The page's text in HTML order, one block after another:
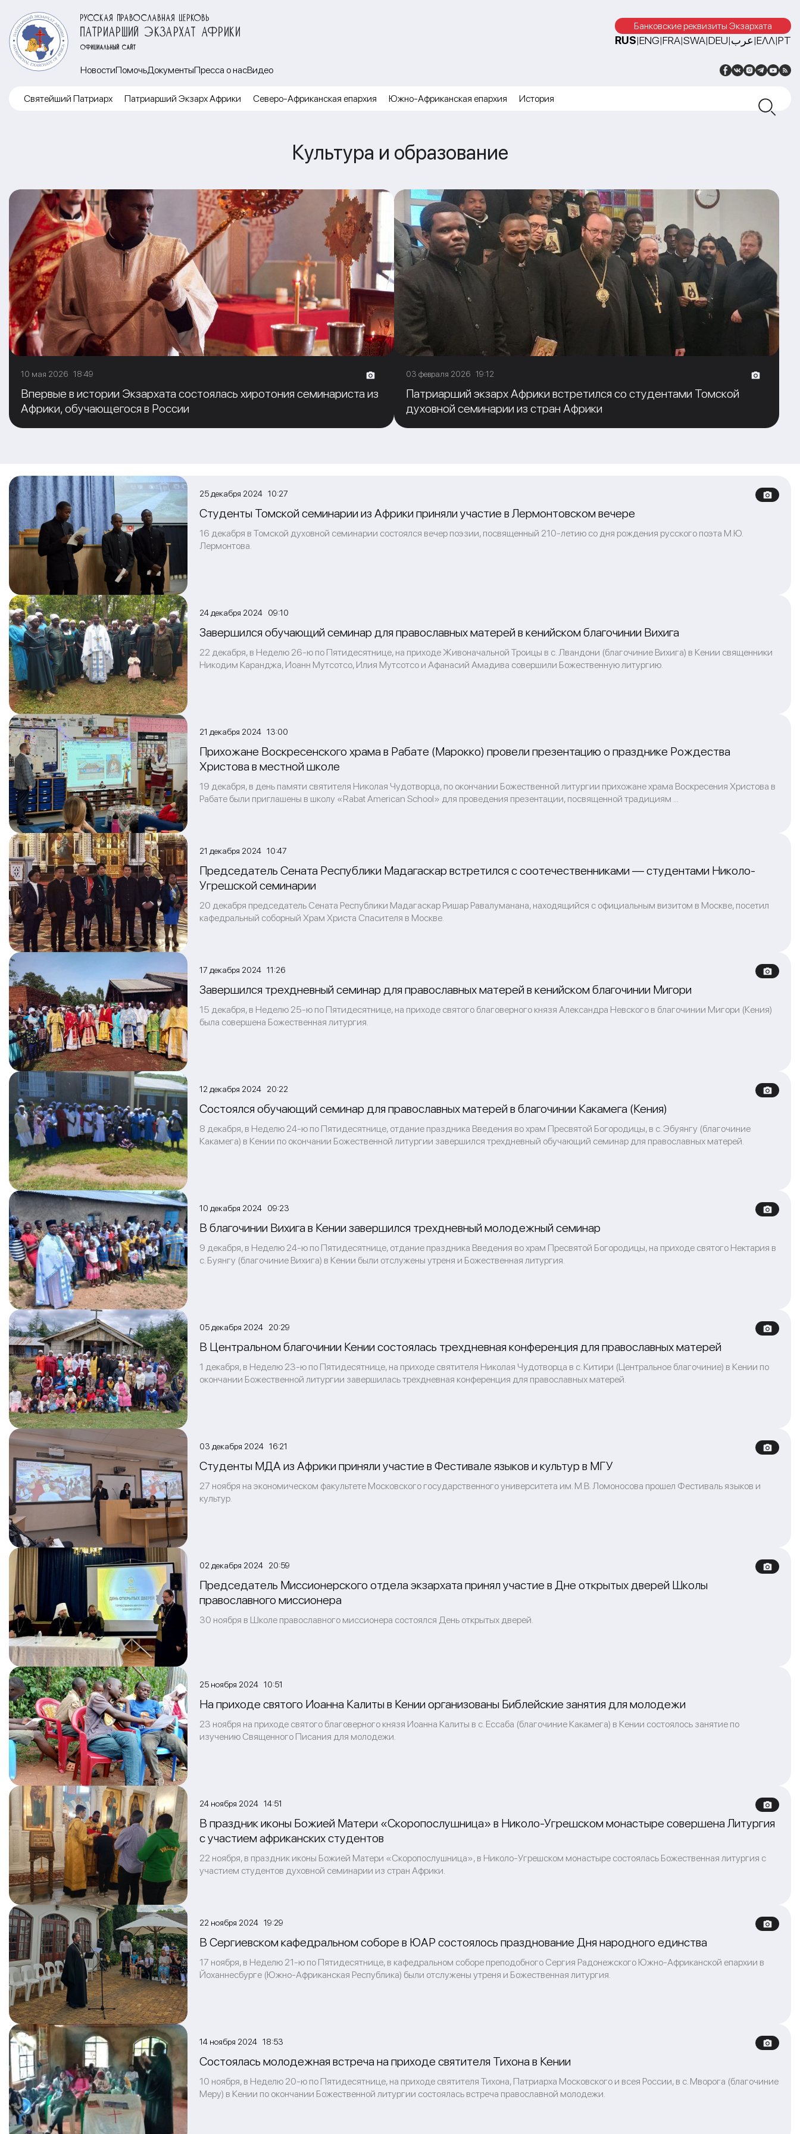
РУССКАЯ ПРАВОСЛАВНАЯ ЦЕРКОВЬ
ПАТРИАРШИЙ ЭКЗАРХАТ АФРИКИ
ОФИЦИАЛЬНЫЙ САЙТ
Банковские реквизиты Экзархата
RUS|ENG|FRA|SWA|DEU|عرب|ΕΛΛ|PT
НовостиПомочьДокументыПресса о насВидео
Cвятейший Патриарх Патриарший Экзарх Африки Северо-Африканская епархия Южно-Африканская епархия История
Культура и образование
10 мая 2026 18:49
Впервые в истории Экзархата состоялась хиротония семинариста из
Африки, обучающегося в России
03 февраля 2026 19:12
Патриарший экзарх Африки встретился со студентами Томской
духовной семинарии из стран Африки
25 декабря 2024 10:27
Студенты Томской семинарии из Африки приняли участие в Лермонтовском вечере
16 декабря в Томской духовной семинарии состоялся вечер поэзии, посвященный 210-летию со дня рождения русского поэта М.Ю.
Лермонтова.
24 декабря 2024 09:10
Завершился обучающий семинар для православных матерей в кенийском благочинии Вихига
22 декабря, в Неделю 26-ю по Пятидесятнице, на приходе Живоначальной Троицы в с. Лвандони (благочиние Вихига) в Кении священники
Никодим Каранджа, Иоанн Мутсотсо, Илия Мутсотсо и Афанасий Амадива совершили Божественную литургию.
21 декабря 2024 13:00
Прихожане Воскресенского храма в Рабате (Марокко) провели презентацию о празднике Рождества
Христова в местной школе
19 декабря, в день памяти святителя Николая Чудотворца, по окончании Божественной литургии прихожане храма Воскресения Христова в
Рабате были приглашены в школу «Rabat American School» для проведения презентации, посвященной традициям ...
21 декабря 2024 10:47
Председатель Сената Республики Мадагаскар встретился с соотечественниками — студентами Николо-
Угрешской семинарии
20 декабря председатель Сената Республики Мадагаскар Ришар Равалуманана, находящийся с официальным визитом в Москве, посетил
кафедральный соборный Храм Христа Спасителя в Москве.
17 декабря 2024 11:26
Завершился трехдневный семинар для православных матерей в кенийском благочинии Мигори
15 декабря, в Неделю 25-ю по Пятидесятнице, на приходе святого благоверного князя Александра Невского в благочинии Мигори (Кения)
была совершена Божественная литургия.
12 декабря 2024 20:22
Состоялся обучающий семинар для православных матерей в благочинии Какамега (Кения)
8 декабря, в Неделю 24-ю по Пятидесятнице, отдание праздника Введения во храм Пресвятой Богородицы, в с. Эбуянгу (благочиние
Какамега) в Кении по окончании Божественной литургии завершился трехдневный обучающий семинар для православных матерей.
10 декабря 2024 09:23
В благочинии Вихига в Кении завершился трехдневный молодежный семинар
9 декабря, в Неделю 24-ю по Пятидесятнице, отдание праздника Введения во храм Пресвятой Богородицы, на приходе святого Нектария в
с. Буянгу (благочиние Вихига) в Кении были отслужены утреня и Божественная литургия.
05 декабря 2024 20:29
В Центральном благочинии Кении состоялась трехдневная конференция для православных матерей
1 декабря, в Неделю 23-ю по Пятидесятнице, на приходе святителя Николая Чудотворца в с. Китири (Центральное благочиние) в Кении по
окончании Божественной литургии завершилась трехдневная конференция для православных матерей.
03 декабря 2024 16:21
Студенты МДА из Африки приняли участие в Фестивале языков и культур в МГУ
27 ноября на экономическом факультете Московского государственного университета им. М.В. Ломоносова прошел Фестиваль языков и
культур.
02 декабря 2024 20:59
Председатель Миссионерского отдела экзархата принял участие в Дне открытых дверей Школы
православного миссионера
30 ноября в Школе православного миссионера состоялся День открытых дверей.
25 ноября 2024 10:51
На приходе святого Иоанна Калиты в Кении организованы Библейские занятия для молодежи
23 ноября на приходе святого благоверного князя Иоанна Калиты в с. Ессаба (благочиние Какамега) в Кении состоялось занятие по
изучению Священного Писания для молодежи.
24 ноября 2024 14:51
В праздник иконы Божией Матери «Скоропослушница» в Николо-Угрешском монастыре совершена Литургия
с участием африканских студентов
22 ноября, в праздник иконы Божией Матери «Скоропослушница», в Николо-Угрешском монастыре состоялась Божественная литургия с
участием студентов духовной семинарии из стран Африки.
22 ноября 2024 19:29
В Сергиевском кафедральном соборе в ЮАР состоялось празднование Дня народного единства
17 ноября, в Неделю 21-ю по Пятидесятнице, в кафедральном соборе преподобного Сергия Радонежского Южно-Африканской епархии в
Йоханнесбурге (Южно-Африканская Республика) были отслужены утреня и Божественная литургия.
14 ноября 2024 18:53
Состоялась молодежная встреча на приходе святителя Тихона в Кении
10 ноября, в Неделю 20-ю по Пятидесятнице, на приходе святителя Тихона, Патриарха Московского и всея России, в с. Мворога (благочиние
Меру) в Кении по окончании Божественной литургии состоялась встреча православной молодежи.